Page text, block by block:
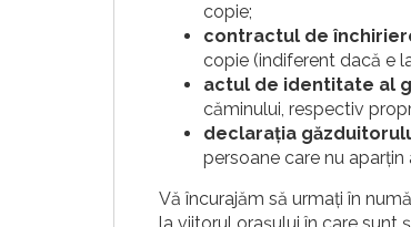
copie;
contractul de
copie (indiferent dacă e
actul de identitate al
căminului, respectiv
declarația
persoane care nu aparţin
Vă încurajăm să urmați în